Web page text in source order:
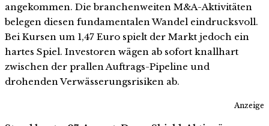
angekommen. Die branchenweiten M&A-Aktivitäten
belegen diesen fundamentalen Wandel eindrucksvoll.
Bei Kursen um 1,47 Euro spielt der Markt jedoch ein
hartes Spiel. Investoren wägen ab sofort knallhart
zwischen der prallen Auftrags-Pipeline und
drohenden Verwässerungsrisiken ab.
Anzeige